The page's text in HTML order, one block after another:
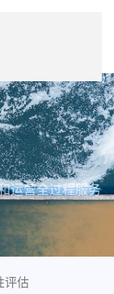
运营全过程服务
评估